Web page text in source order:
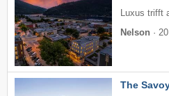
Luxus trifft
Nelson ·
The